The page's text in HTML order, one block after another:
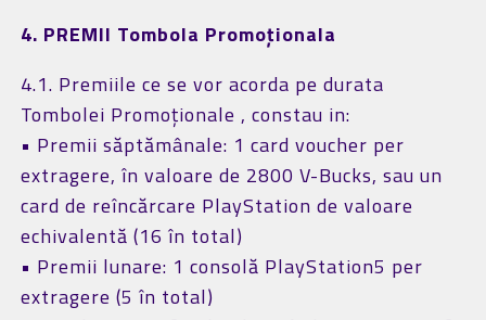
4. PREMII Tombola Promoționala
4.1. Premiile ce se vor acorda pe durata
Tombolei Promoționale , constau in:
• Premii săptămânale: 1 card voucher per
extragere, în valoare de 2800 V-Bucks, sau un
card de reîncărcare PlayStation de valoare
echivalentă (16 în total)
• Premii lunare: 1 consolă PlayStation5 per
extragere (5 în total)